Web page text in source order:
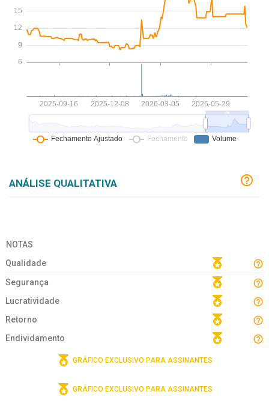
ANÁLISE QUALITATIVA
NOTAS
Qualidade
Segurança
Lucratividade
Retorno
Endividamento
GRÁFICO EXCLUSIVO PARA ASSINANTES
GRÁFICO EXCLUSIVO PARA ASSINANTES